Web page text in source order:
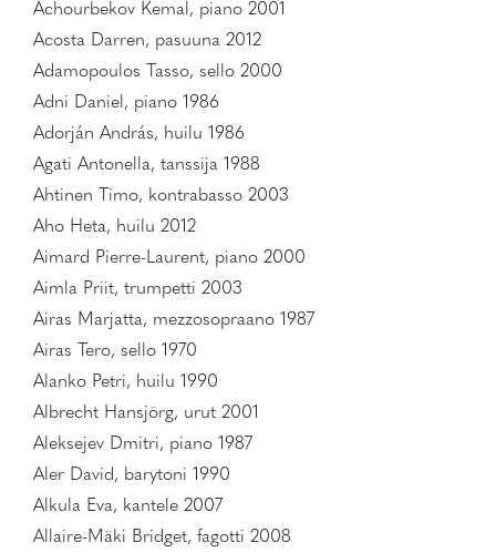
Achourbekov Kemal, piano 2001
Acosta Darren, pasuuna 2012
Adamopoulos Tasso, sello 2000
Adni Daniel, piano 1986
Adorján András, huilu 1986
Agati Antonella, tanssija 1988
Ahtinen Timo, kontrabasso 2003
Aho Heta, huilu 2012
Aimard Pierre-Laurent, piano 2000
Aimla Priit, trumpetti 2003
Airas Marjatta, mezzosopraano 1987
Airas Tero, sello 1970
Alanko Petri, huilu 1990
Albrecht Hansjörg, urut 2001
Aleksejev Dmitri, piano 1987
Aler David, barytoni 1990
Alkula Eva, kantele 2007
Allaire-Mäki Bridget, fagotti 2008